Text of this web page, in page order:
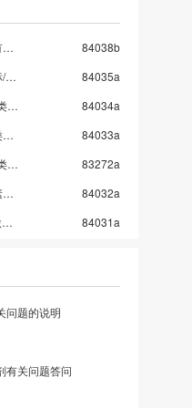
标准溶液/丙酮中24种氯苯和有机氯混标
84038b
标准溶液/甲醇中11种兽药混标/SN/T 5724-2025-9
84035a
标准溶液/甲醇中6种大环内酯类抗生素混标/SN/T 5724-2025-8/保质期6个月
84034a
标准溶液/甲醇中13种喹诺酮类药物混标/SN/T 5724-2025-7
84033a
标准溶液/甲醇中5种硝基咪唑类药物混标/SN/T 5724-2025-4
83272a
标准溶液/甲醇中13种甾体激素混标溶液/SN/T 5724-2025-3/保质期6个月
84032a
标准溶液/甲醇中20种β-受体激动剂混标溶液/SN/T 5724-2025-2
84031a
组
组
问题的说明
有关问题答问